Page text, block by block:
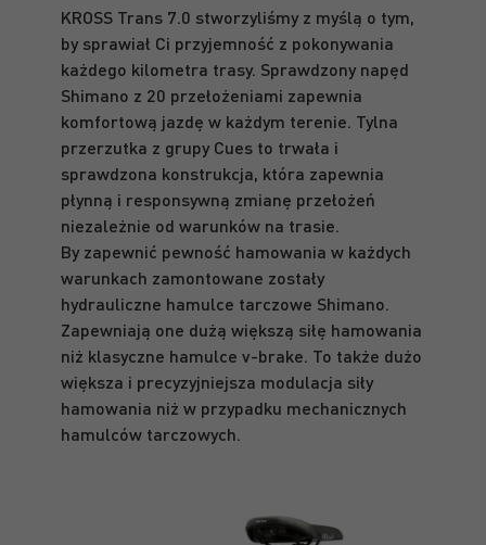
KROSS Trans 7.0 stworzyliśmy z myślą o tym,
by sprawiał Ci przyjemność z pokonywania
każdego kilometra trasy. Sprawdzony napęd
Shimano z 20 przełożeniami zapewnia
komfortową jazdę w każdym terenie. Tylna
przerzutka z grupy Cues to trwała i
sprawdzona konstrukcja, która zapewnia
płynną i responsywną zmianę przełożeń
niezależnie od warunków na trasie.
By zapewnić pewność hamowania w każdych
warunkach zamontowane zostały
hydrauliczne hamulce tarczowe Shimano.
Zapewniają one dużą większą siłę hamowania
niż klasyczne hamulce v-brake. To także dużo
większa i precyzyjniejsza modulacja siły
hamowania niż w przypadku mechanicznych
hamulców tarczowych.